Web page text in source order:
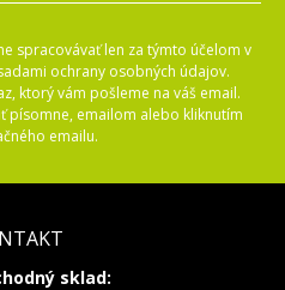
spracovávať len za týmto účelom v
ochrany osobných údajov.
ktorý vám pošleme na váš email.
písomne, emailom alebo kliknutím
emailu.
sklad: